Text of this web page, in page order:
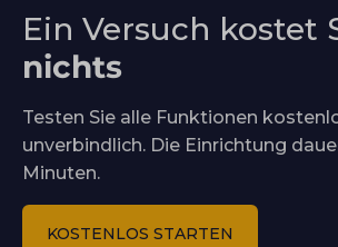
Ein Versuch kostet
nichts
Testen Sie alle Funktionen
unverbindlich. Die Einrichtung
Minuten.
KOSTENLOS STARTEN